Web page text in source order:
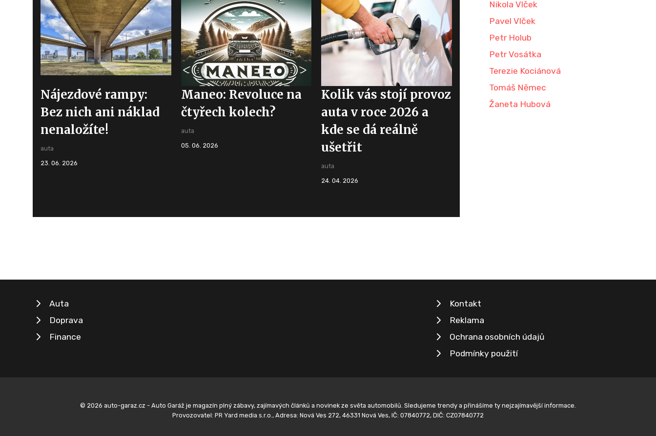
Nájezdové rampy:
Bez nich ani náklad
nenaložíte!
auta
23. 06. 2026
Maneo: Revoluce na
čtyřech kolech?
auta
05. 06. 2026
Kolik vás stojí provoz
auta v roce 2026 a
kde se dá reálně
ušetřit
auta
24. 04. 2026
Nikola Vlček
Pavel Vlček
Petr Holub
Petr Vosátka
Terezie Kociánová
Tomáš Němec
Žaneta Hubová
Auta
Doprava
Finance
Kontakt
Reklama
Ochrana osobních údajů
Podmínky použití
© 2026 auto-garaz.cz - Auto Garáž je magazín plný zábavy, zajímavých článků a novinek ze světa automobilů. Sledujeme trendy a přinášíme ty nejzajímavější informace.
Provozovatel: PR Yard media s.r.o., Adresa: Nová Ves 272, 46331 Nová Ves, IČ: 07840772, DIČ: CZ07840772